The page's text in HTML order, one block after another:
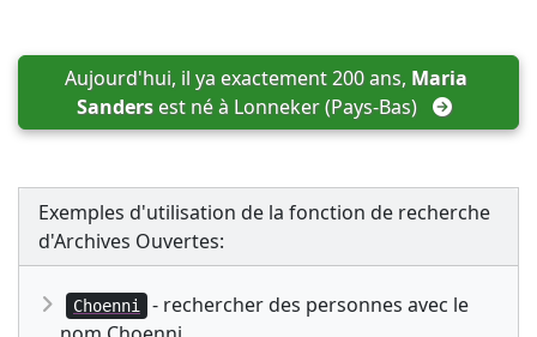
Aujourd'hui, il ya exactement 200 ans, Maria
Sanders est né à Lonneker (Pays-Bas)
Exemples d'utilisation de la fonction de recherche
d'Archives Ouvertes:
Choenni
- rechercher des personnes avec le